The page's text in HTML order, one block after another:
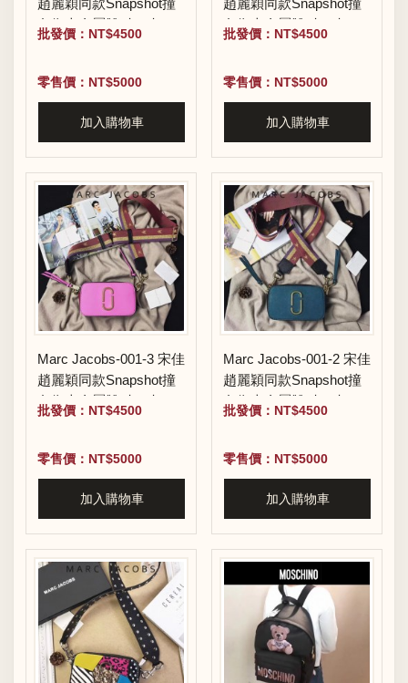
趙麗穎同款Snapshot撞
色復古金屬雙J扣D扣全
新電鍍Logo相機包
批發價：NT$4500
零售價：NT$5000
加入購物車
趙麗穎同款Snapshot撞
色復古金屬雙J扣D扣全
新電鍍Logo相機包
批發價：NT$4500
零售價：NT$5000
加入購物車
Marc Jacobs-001-3 宋佳
趙麗穎同款Snapshot撞
色復古金屬雙J扣D扣全
新電鍍Logo相機包
批發價：NT$4500
零售價：NT$5000
加入購物車
Marc Jacobs-001-2 宋佳
趙麗穎同款Snapshot撞
色復古金屬雙J扣D扣全
新電鍍Logo相機包
批發價：NT$4500
零售價：NT$5000
加入購物車